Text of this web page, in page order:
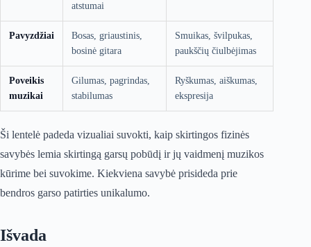
atstumai
Pavyzdžiai
Bosas, griaustinis,
bosinė gitara
Smuikas, švilpukas,
paukščių čiulbėjimas
Poveikis
muzikai
Gilumas, pagrindas,
stabilumas
Ryškumas, aiškumas,
ekspresija
Ši lentelė padeda vizualiai suvokti, kaip skirtingos fizinės
savybės lemia skirtingą garsų pobūdį ir jų vaidmenį muzikos
kūrime bei suvokime. Kiekviena savybė prisideda prie
bendros garso patirties unikalumo.
Išvada